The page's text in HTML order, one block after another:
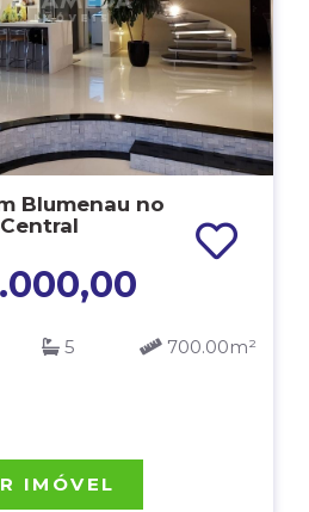
Blumenau no
5 700.00m²
IMÓVEL